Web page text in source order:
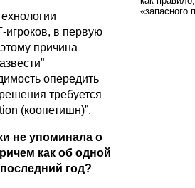
игроков, в первую
причина
опередить
требуется
(коопетишн)”.
не упоминала о
как об одной
год?
«запасного